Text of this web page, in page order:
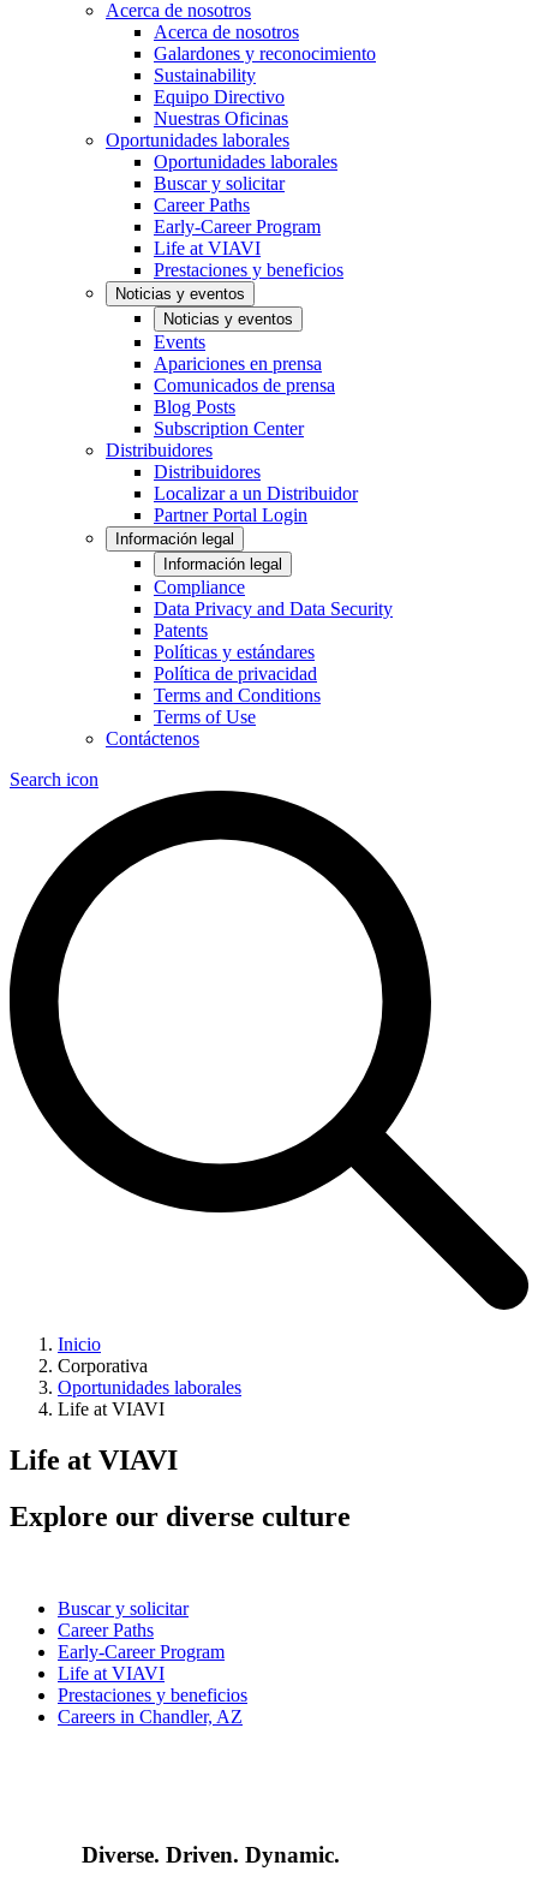
Acerca de nosotros
Acerca de nosotros
Galardones y reconocimiento
Sustainability
Equipo Directivo
Nuestras Oficinas
Oportunidades laborales
Oportunidades laborales
Buscar y solicitar
Career Paths
Early-Career Program
Life at VIAVI
Prestaciones y beneficios
Noticias y eventos
Noticias y eventos
Events
Apariciones en prensa
Comunicados de prensa
Blog Posts
Subscription Center
Distribuidores
Distribuidores
Localizar a un Distribuidor
Partner Portal Login
Información legal
Información legal
Compliance
Data Privacy and Data Security
Patents
Políticas y estándares
Política de privacidad
Terms and Conditions
Terms of Use
Contáctenos
Search icon
Inicio
Corporativa
Oportunidades laborales
Life at VIAVI
Life at VIAVI
Explore our diverse culture
Buscar y solicitar
Career Paths
Early-Career Program
Life at VIAVI
Prestaciones y beneficios
Careers in Chandler, AZ
Diverse. Driven. Dynamic.